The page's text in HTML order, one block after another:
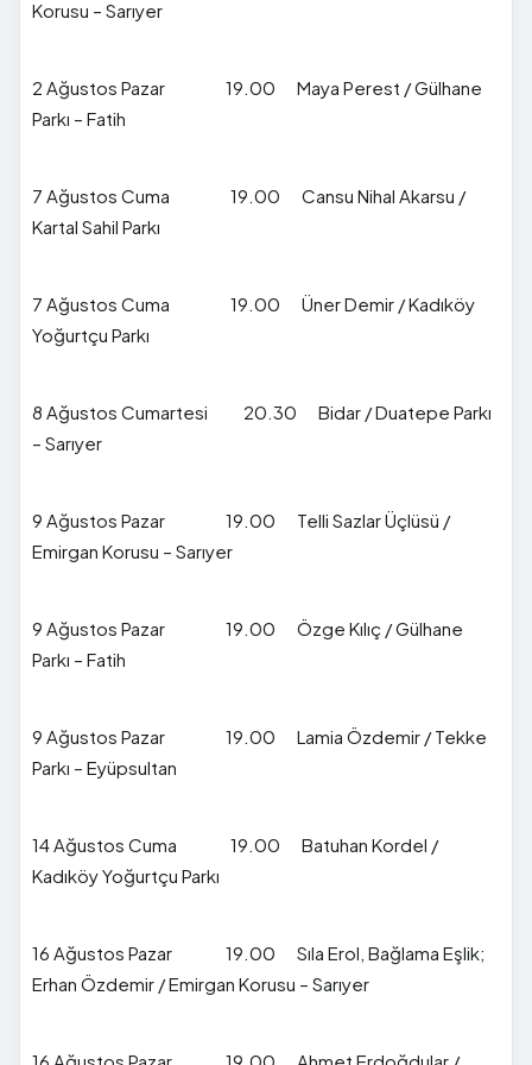
Korusu – Sarıyer
2 Ağustos Pazar 19.00 Maya Perest / Gülhane
Parkı – Fatih
7 Ağustos Cuma 19.00 Cansu Nihal Akarsu /
Kartal Sahil Parkı
7 Ağustos Cuma 19.00 Üner Demir / Kadıköy
Yoğurtçu Parkı
8 Ağustos Cumartesi 20.30 Bidar / Duatepe Parkı
– Sarıyer
9 Ağustos Pazar 19.00 Telli Sazlar Üçlüsü /
Emirgan Korusu – Sarıyer
9 Ağustos Pazar 19.00 Özge Kılıç / Gülhane
Parkı – Fatih
9 Ağustos Pazar 19.00 Lamia Özdemir / Tekke
Parkı – Eyüpsultan
14 Ağustos Cuma 19.00 Batuhan Kordel /
Kadıköy Yoğurtçu Parkı
16 Ağustos Pazar 19.00 Sıla Erol, Bağlama Eşlik;
Erhan Özdemir / Emirgan Korusu – Sarıyer